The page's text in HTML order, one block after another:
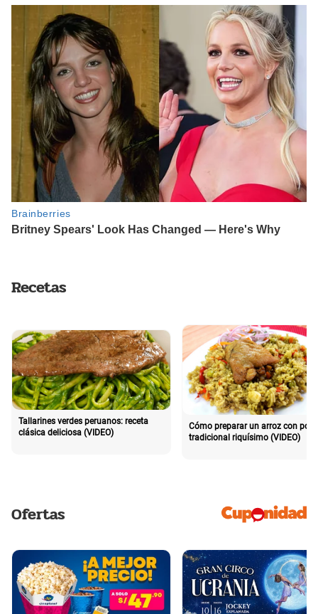
Recetas
Tallarines verdes peruanos: receta
clásica deliciosa (VIDEO)
Cómo preparar un arroz con pollo
tradicional riquísimo (VIDEO)
Ofertas